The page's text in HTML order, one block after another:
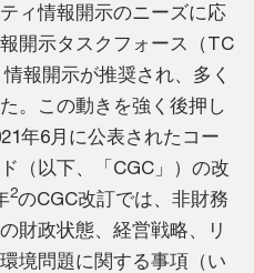
ィ情報開示のニーズに応
開示タスクフォース（TC
報開示が推奨され、多く
。この動きを強く後押し
年6月に公表されたコー
（以下、「CGC」）の改
2のCGC改訂では、非財務
財政状態、経営戦略、リ
境問題に関する事項（い